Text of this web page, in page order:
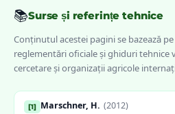
📚Surse și referințe tehnice
Conținutul acestei pagini se bazează
reglementări oficiale și ghiduri tehnice
cercetare și organizații agricole
[1] Marschner, H. (2012)